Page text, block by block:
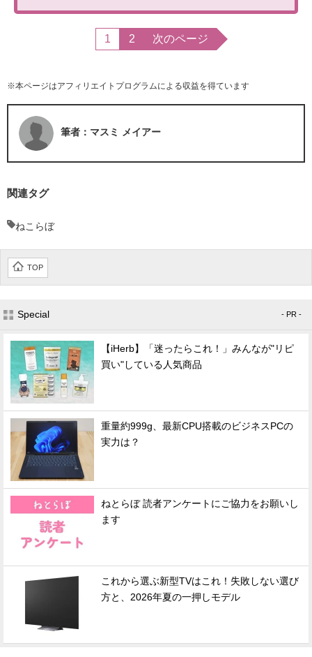
1 2 次のページ
※本ページはアフィリエイトプログラムによる収益を得ています
筆者：マスミ メイアー
関連タグ
ねこらぼ
TOP
Special - PR -
【iHerb】「迷ったらこれ！」みんなが"リピ
買い"している人気商品
重量約999g、最新CPU搭載のビジネスPCの
実力は？
ねとらぼ 読者アンケートにご協力をお願いし
ます
これから選ぶ新型TVはこれ！失敗しない選び
方と、2026年夏の一押しモデル